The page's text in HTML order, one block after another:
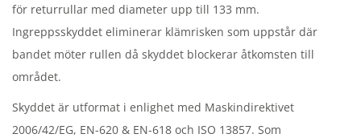
för returrullar med diameter upp till 133 mm.
Ingreppsskyddet eliminerar klämrisken som uppstår där
bandet möter rullen då skyddet blockerar åtkomsten till
området.
Skyddet är utformat i enlighet med Maskindirektivet
2006/42/EG, EN-620 & EN-618 och ISO 13857. Som